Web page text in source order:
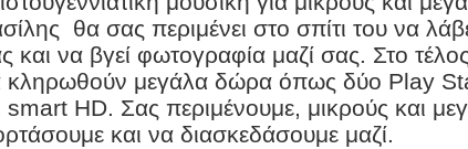
θα σας περιμένει στο σπίτι του να
και να βγεί φωτογραφία μαζί σας. Στο
κληρωθούν μεγάλα δώρα όπως δύο Play
smart HD. Σας περιμένουμε, μικρούς και
και να διασκεδάσουμε μαζί.